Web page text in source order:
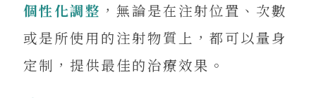
個性化調整 ，無論是在注射位置、次數
或是所使用的注射物質上，都可以量身
定制，提供最佳的治療效果。